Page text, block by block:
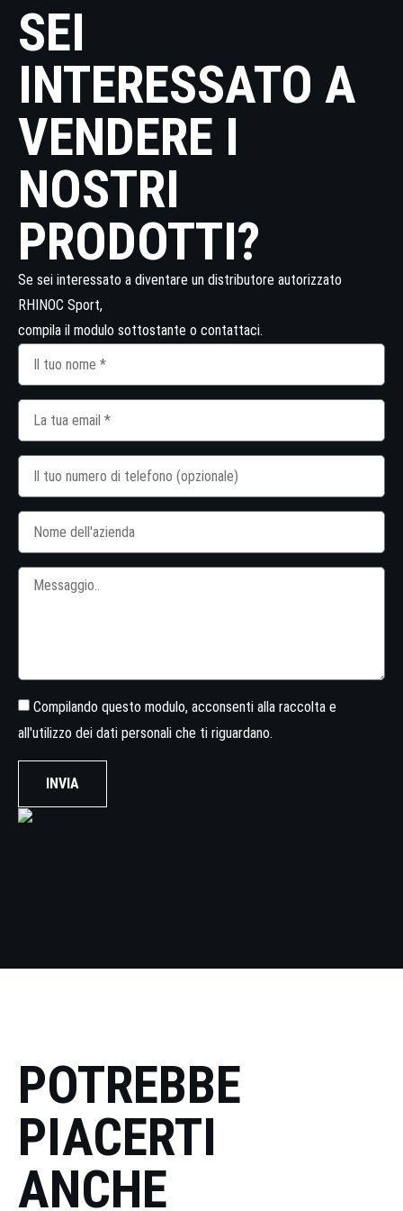
SEI
INTERESSATO A
VENDERE I
NOSTRI
PRODOTTI?
Se sei interessato a diventare un distributore autorizzato
RHINOC Sport,
compila il modulo sottostante o contattaci.
Compilando questo modulo, acconsenti alla raccolta e
all'utilizzo dei dati personali che ti riguardano.
INVIA
POTREBBE
PIACERTI
ANCHE